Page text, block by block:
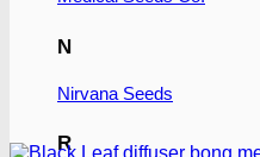
N
Nirvana Seeds
R